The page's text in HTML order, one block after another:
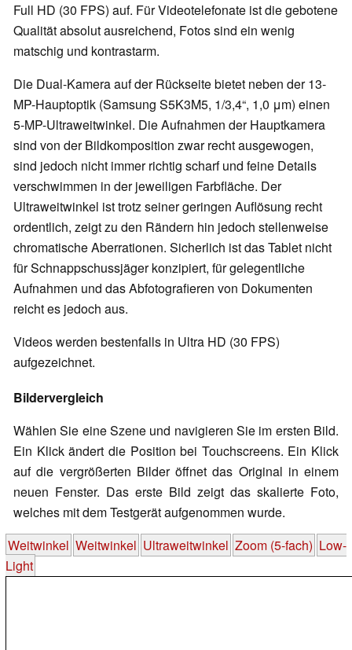
Full HD (30 FPS) auf. Für Videotelefonate ist die gebotene
Qualität absolut ausreichend, Fotos sind ein wenig
matschig und kontrastarm.
Die Dual-Kamera auf der Rückseite bietet neben der 13-
MP-Hauptoptik (Samsung S5K3M5, 1/3,4“, 1,0 μm) einen
5-MP-Ultraweitwinkel. Die Aufnahmen der Hauptkamera
sind von der Bildkomposition zwar recht ausgewogen,
sind jedoch nicht immer richtig scharf und feine Details
verschwimmen in der jeweiligen Farbfläche. Der
Ultraweitwinkel ist trotz seiner geringen Auflösung recht
ordentlich, zeigt zu den Rändern hin jedoch stellenweise
chromatische Aberrationen. Sicherlich ist das Tablet nicht
für Schnappschussjäger konzipiert, für gelegentliche
Aufnahmen und das Abfotografieren von Dokumenten
reicht es jedoch aus.
Videos werden bestenfalls in Ultra HD (30 FPS)
aufgezeichnet.
Bildervergleich
Wählen Sie eine Szene und navigieren Sie im ersten Bild.
Ein Klick ändert die Position bei Touchscreens. Ein Klick
auf die vergrößerten Bilder öffnet das Original in einem
neuen Fenster. Das erste Bild zeigt das skalierte Foto,
welches mit dem Testgerät aufgenommen wurde.
Weitwinkel Weitwinkel Ultraweitwinkel Zoom (5-fach) Low-
Light